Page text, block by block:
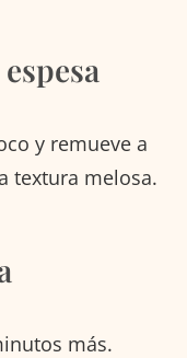
y remueve a
textura melosa.
más.